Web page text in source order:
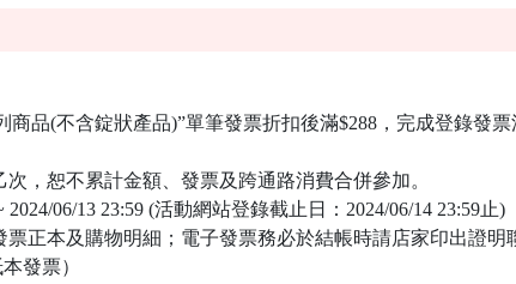
品(不含錠狀產品)”單筆發票折扣後滿$288，完成登錄發票
，恕不累計金額、發票及跨通路消費合併參加。
06/13 23:59 (活動網站登錄截止日：2024/06/14 23:59止)
正本及購物明細；電子發票務必於結帳時請店家印出證明
發票）